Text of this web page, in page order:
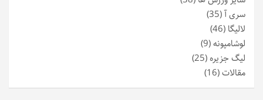
سری آ(35)
لالیگا (46)
لوشامپونه(9)
لیگ جزیره(25)
مقالات(16)